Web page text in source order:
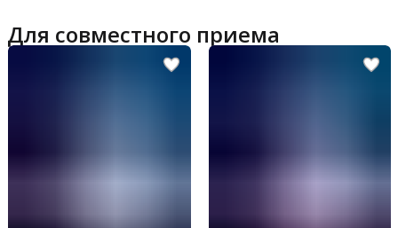
Для совместного приема